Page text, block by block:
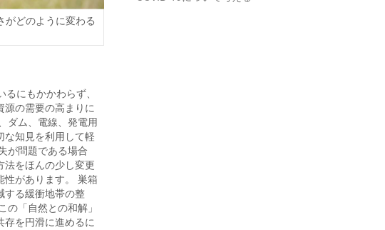
がどのように変わる
にもかかわらず、
源の需要の高まりに
ダム、電線、発電用
な知見を利用して軽
が問題である場合
法をほんの少し変更
性があります。 巣箱
する緩衝地帯の整
「自然との和解」
存を円滑に進めるに